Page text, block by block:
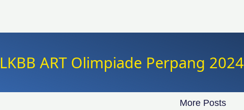
ART Olimpiade Perpang 2024
More Posts